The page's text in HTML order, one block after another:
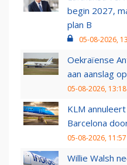
begin 2027,
plan B
05-08-2026,
Oekraïense
aan aanslag
05-08-2026, 13:18
KLM
Barcelona
05-08-2026, 11:57
Willie Walsh